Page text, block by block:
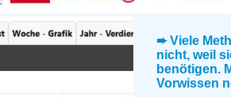
➨ Viele
nicht, weil
benötigen.
Vorwissen